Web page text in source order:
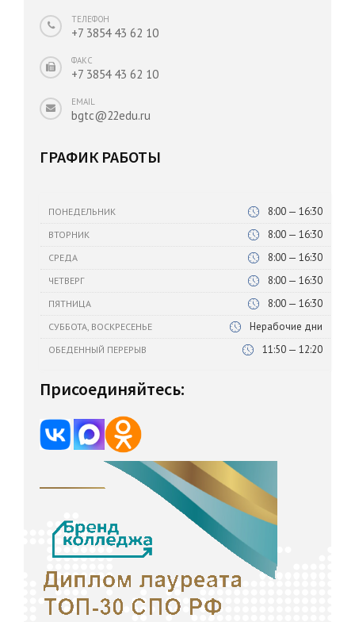
ТЕЛЕФОН
+7 3854 43 62 10
ФАКС
+7 3854 43 62 10
EMAIL
bgtc@22edu.ru
ГРАФИК РАБОТЫ
ПОНЕДЕЛЬНИК 8:00 — 16:30
ВТОРНИК 8:00 — 16:30
СРЕДА 8:00 — 16:30
ЧЕТВЕРГ 8:00 — 16:30
ПЯТНИЦА 8:00 — 16:30
СУББОТА, ВОСКРЕСЕНЬЕ Нерабочие дни
ОБЕДЕННЫЙ ПЕРЕРЫВ 11:50 — 12:20
Присоединяйтесь: